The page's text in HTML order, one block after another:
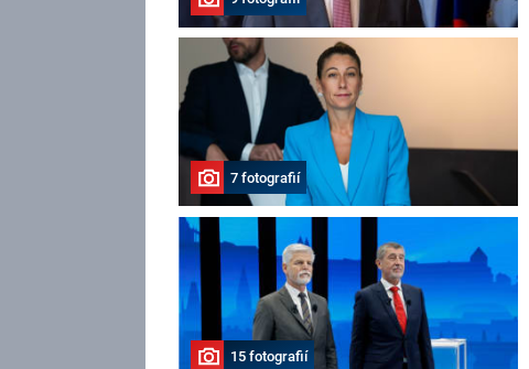
7 fotografií
15 fotografií